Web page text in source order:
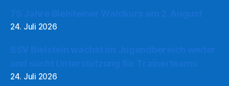
24. Juli 2026
24. Juli 2026